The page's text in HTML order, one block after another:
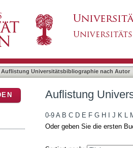
Auflistung Universitätsbibliographie nach Autor
Auflistung
0-9 A B C D E F G H J K L
Oder geben Sie die ersten